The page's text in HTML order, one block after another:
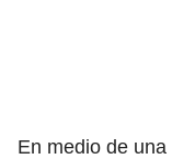
En medio de